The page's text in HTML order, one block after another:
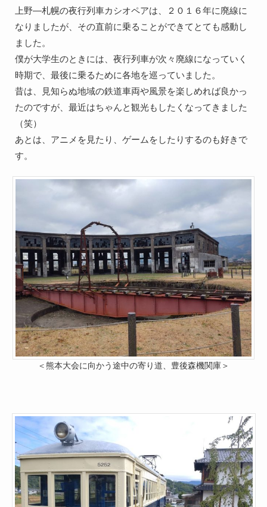
上野―札幌の夜行列車カシオペアは、２０１６年に廃線に
なりましたが、その直前に乗ることができてとても感動し
ました。
僕が大学生のときには、夜行列車が次々廃線になっていく
時期で、最後に乗るために各地を巡っていました。
昔は、見知らぬ地域の鉄道車両や風景を楽しめれば良かっ
たのですが、最近はちゃんと観光もしたくなってきました
（笑）
あとは、アニメを見たり、ゲームをしたりするのも好きで
す。
＜熊本大会に向かう途中の寄り道、豊後森機関庫＞